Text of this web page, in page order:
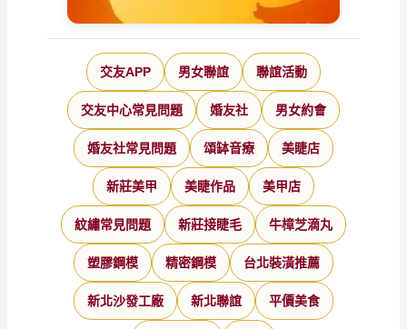
交友APP 男女聯誼 聯誼活動
交友中心常見問題 婚友社 男女約會
婚友社常見問題 頌缽音療 美睫店
新莊美甲 美睫作品 美甲店
紋繡常見問題 新莊接睫毛 牛樟芝滴丸
塑膠鋼模 精密鋼模 台北裝潢推薦
新北沙發工廠 新北聯誼 平價美食